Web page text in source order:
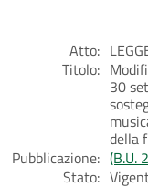
Atto:
Titolo:
30
della
Pubblicazione: (B.U.
Stato: